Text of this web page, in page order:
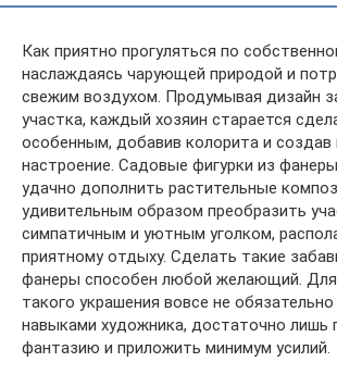
Как приятно прогуляться по
наслаждаясь чарующей природой и
свежим воздухом. Продумывая дизайн
участка, каждый хозяин старается
особенным, добавив колорита и создав
настроение. Садовые фигурки из
удачно дополнить растительные
удивительным образом преобразить
симпатичным и уютным уголком,
приятному отдыху. Сделать такие
фанеры способен любой желающий. Для
такого украшения вовсе не
навыками художника, достаточно лишь
фантазию и приложить минимум усилий.